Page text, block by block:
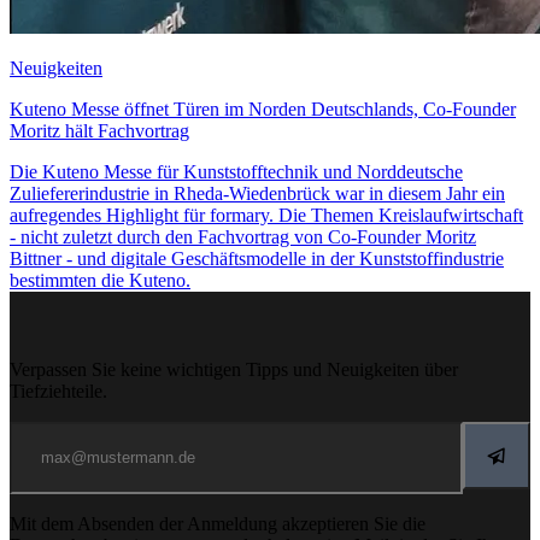
Neuigkeiten
Kuteno Messe öffnet Türen im Norden Deutschlands, Co-Founder
Moritz hält Fachvortrag
Die Kuteno Messe für Kunststofftechnik und Norddeutsche
Zuliefererindustrie in Rheda-Wiedenbrück war in diesem Jahr ein
aufregendes Highlight für formary. Die Themen Kreislaufwirtschaft
- nicht zuletzt durch den Fachvortrag von Co-Founder Moritz
Bittner - und digitale Geschäftsmodelle in der Kunststoffindustrie
bestimmten die Kuteno.
Verpassen Sie keine wichtigen Tipps und Neuigkeiten über
Tiefziehteile.
Mit dem Absenden der Anmeldung akzeptieren Sie die